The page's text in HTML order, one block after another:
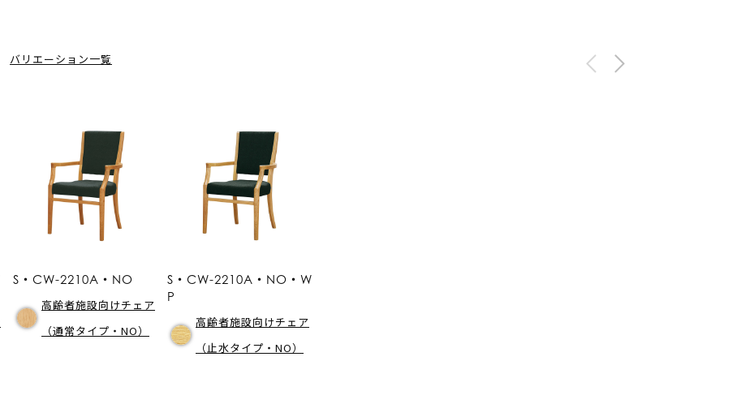
バリエーション一覧
S・CW-2210A・NO
高齢者施設向けチェア
（通常タイプ・NO）
S・CW-2210A・NO・W
P
高齢者施設向けチェア
（止水タイプ・NO）